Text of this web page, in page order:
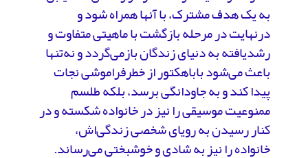
به یک هدف مشترک، با آنها همراه شود و
درنهایت در مرحله‌ بازگشت با ماهیتی متفاوت و
رشدیافته به دنیای زندگان بازمی‌گردد و نه‌تنها
باعث می‌شود باباهکتور از خطرفراموشی نجات
پیدا کند و به جاودانگی برسد، بلکه طلسم
ممنوعیت موسیقی را نیز در خانواده شکسته و در
کنار رسیدن به رویای شخصی زندگی‌اش،
خانواده‌ را نیز به شادی و خوشبختی می‌رساند.